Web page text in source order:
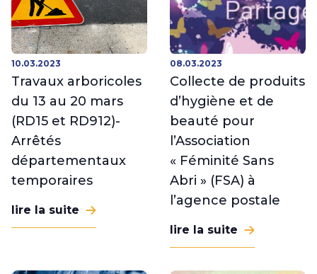
10.03.2023
Travaux arboricoles
du 13 au 20 mars
(RD15 et RD912)-
Arrêtés
départementaux
temporaires
lire la suite
08.03.2023
Collecte de produits
d’hygiène et de
beauté pour
l’Association
« Féminité Sans
Abri » (FSA) à
l’agence postale
lire la suite